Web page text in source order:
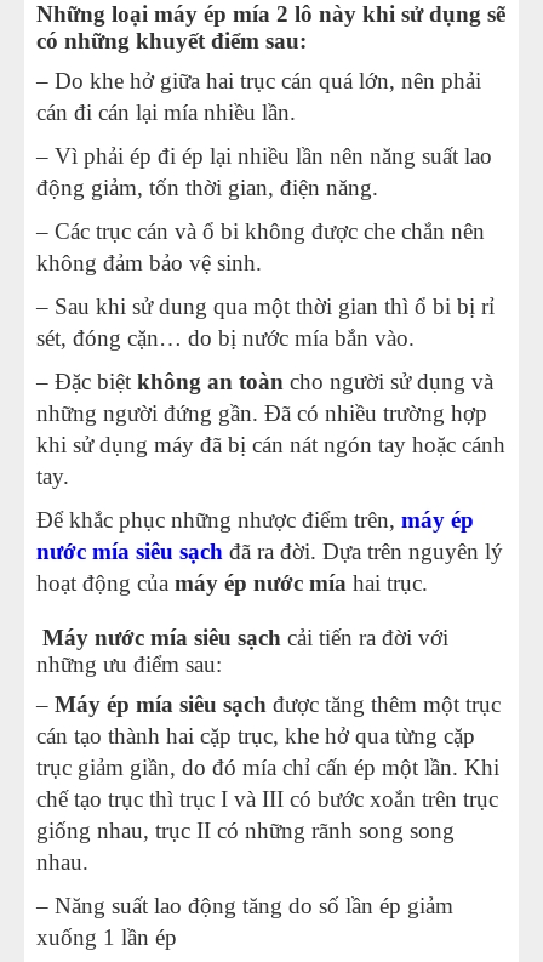
Những loại máy ép mía 2 lô này khi sử dụng sẽ
có những khuyết điểm sau:
– Do khe hở giữa hai trục cán quá lớn, nên phải
cán đi cán lại mía nhiều lần.
– Vì phải ép đi ép lại nhiều lần nên năng suất lao
động giảm, tốn thời gian, điện năng.
– Các trục cán và ổ bi không được che chắn nên
không đảm bảo vệ sinh.
– Sau khi sử dung qua một thời gian thì ổ bi bị rỉ
sét, đóng cặn… do bị nước mía bắn vào.
– Đặc biệt không an toàn cho người sử dụng và
những người đứng gần. Đã có nhiều trường hợp
khi sử dụng máy đã bị cán nát ngón tay hoặc cánh
tay.
Để khắc phục những nhược điểm trên, máy ép
nước mía siêu sạch đã ra đời. Dựa trên nguyên lý
hoạt động của máy ép nước mía hai trục.
Máy nước mía siêu sạch cải tiến ra đời với
những ưu điểm sau:
– Máy ép mía siêu sạch được tăng thêm một trục
cán tạo thành hai cặp trục, khe hở qua từng cặp
trục giảm giần, do đó mía chỉ cấn ép một lần. Khi
chế tạo trục thì trục I và III có bước xoắn trên trục
giống nhau, trục II có những rãnh song song
nhau.
– Năng suất lao động tăng do số lần ép giảm
xuống 1 lần ép